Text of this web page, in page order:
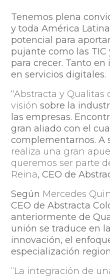
Tenemos plena
y toda América
potencial para
pujante como las TIC
para crecer. Tanto
en servicios digitales.
“Abstracta y Qualitas
visión sobre la
las empresas.
gran aliado con el
complementarnos. A
realiza una gran
queremos ser parte
Reina, CEO de
Según Mercedes
CEO de Abstracta
anteriormente de
unión se traduce en
innovación, el
especialización
“La integración de